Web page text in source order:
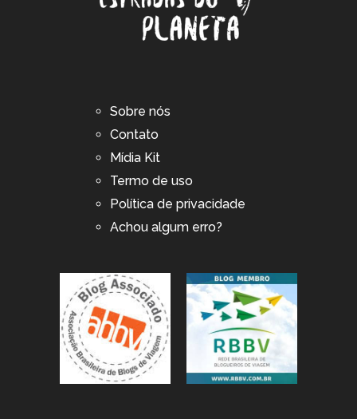
Sobre nós
Contato
Mídia Kit
Termo de uso
Política de privacidade
Achou algum erro?